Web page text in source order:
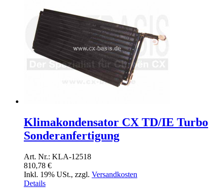
Klimakondensator CX TD/IE Turbo
Sonderanfertigung
Art. Nr.: KLA-12518
810,78 €
Inkl. 19% USt., zzgl. Versandkosten
Details